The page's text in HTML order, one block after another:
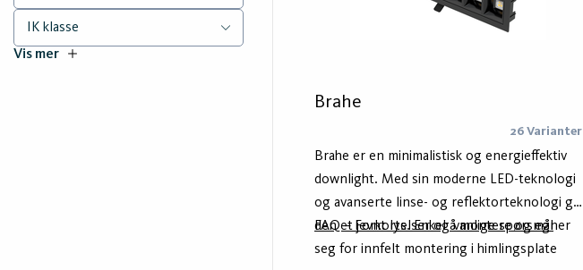
IK klasse
Vis mer
Brahe
26 Varianter
Brahe er en minimalistisk og energieffektiv
downlight. Med sin moderne LED-teknologi
og avanserte linse- og reflektorteknologi gir
den et jevnt lys. Enkel å montere og egner
seg for innfelt montering i himlingsplate
FAQ – Forkortelser og vanlige spørsmål